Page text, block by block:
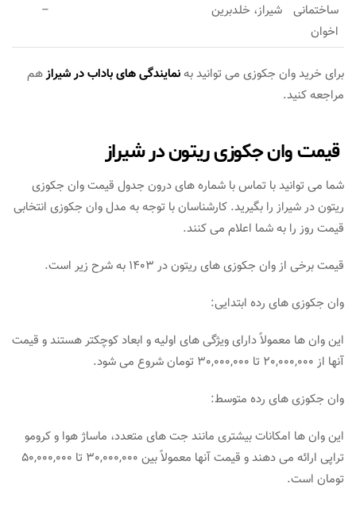
ساختمانی
اخوان
شیراز، خلدبرین –
برای خرید وان جکوزی می توانید به نمایندگی های باداب در شیرازهم
مراجعه کنید.
قیمت وان جکوزی ریتون در شیراز
شما می توانید با تماس با شماره های درون جدول قیمت وان جکوزی
ریتون در شیراز را بگیرید. کارشناسان با توجه به مدل وان جکوزی انتخابی
قیمت روز را به شما اعلام می کنند.
قیمت برخی از وان جکوزی های ریتون در 1403 به شرح زیر است.
وان جکوزی های رده ابتدایی:
این وان ها معمولاً دارای ویژگی های اولیه و ابعاد کوچکتر هستند و قیمت
آنها از 20,000,000 تا 30,000,000 تومان شروع می شود.
وان جکوزی های رده متوسط:
این وان ها امکانات بیشتری مانند جت های متعدد، ماساژ هوا و کرومو
تراپی ارائه می دهند و قیمت آنها معمولاً بین 30,000,000 تا 50,000,000
تومان است.